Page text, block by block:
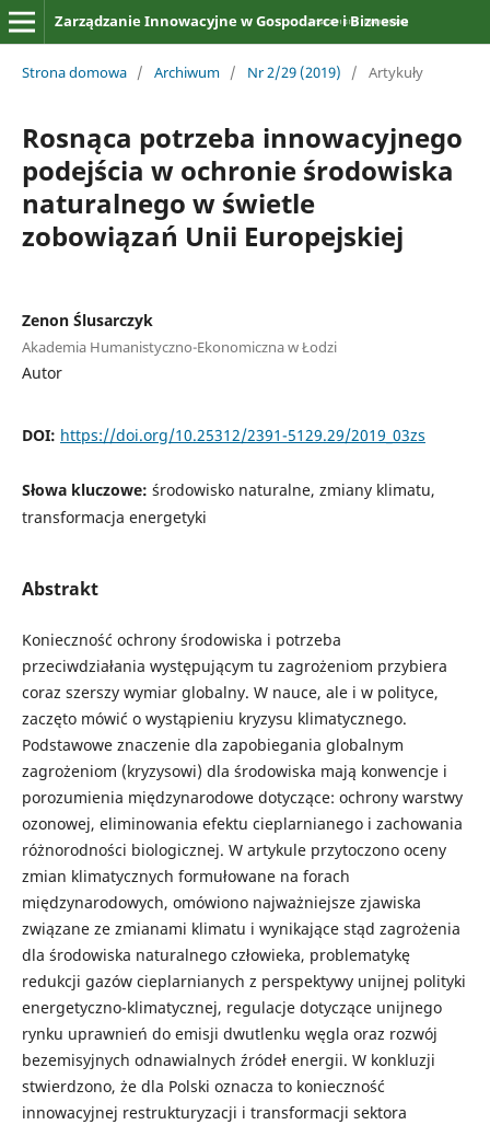
Zarządzanie Innowacyjne w Gospodarce i Biznesie
Strona domowa / Archiwum / Nr 2/29 (2019) / Artykuły
Rosnąca potrzeba innowacyjnego
podejścia w ochronie środowiska
naturalnego w świetle
zobowiązań Unii Europejskiej
Zenon Ślusarczyk
Akademia Humanistyczno-Ekonomiczna w Łodzi
Autor
DOI: https://doi.org/10.25312/2391-5129.29/2019_03zs
Słowa kluczowe: środowisko naturalne, zmiany klimatu,
transformacja energetyki
Abstrakt
Konieczność ochrony środowiska i potrzeba
przeciwdziałania występującym tu zagrożeniom przybiera
coraz szerszy wymiar globalny. W nauce, ale i w polityce,
zaczęto mówić o wystąpieniu kryzysu klimatycznego.
Podstawowe znaczenie dla zapobiegania globalnym
zagrożeniom (kryzysowi) dla środowiska mają konwencje i
porozumienia międzynarodowe dotyczące: ochrony warstwy
ozonowej, eliminowania efektu cieplarnianego i zachowania
różnorodności biologicznej. W artykule przytoczono oceny
zmian klimatycznych formułowane na forach
międzynarodowych, omówiono najważniejsze zjawiska
związane ze zmianami klimatu i wynikające stąd zagrożenia
dla środowiska naturalnego człowieka, problematykę
redukcji gazów cieplarnianych z perspektywy unijnej polityki
energetyczno-klimatycznej, regulacje dotyczące unijnego
rynku uprawnień do emisji dwutlenku węgla oraz rozwój
bezemisyjnych odnawialnych źródeł energii. W konkluzji
stwierdzono, że dla Polski oznacza to konieczność
innowacyjnej restrukturyzacji i transformacji sektora